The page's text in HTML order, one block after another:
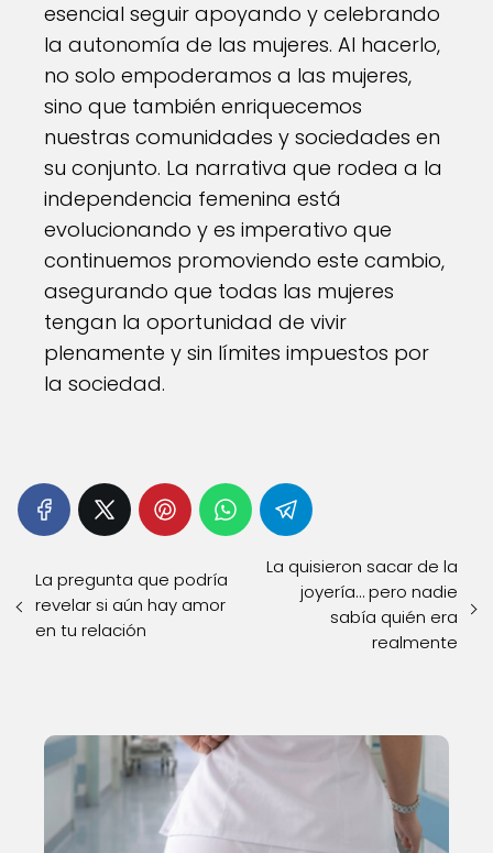
esencial seguir apoyando y celebrando
la autonomía de las mujeres. Al hacerlo,
no solo empoderamos a las mujeres,
sino que también enriquecemos
nuestras comunidades y sociedades en
su conjunto. La narrativa que rodea a la
independencia femenina está
evolucionando y es imperativo que
continuemos promoviendo este cambio,
asegurando que todas las mujeres
tengan la oportunidad de vivir
plenamente y sin límites impuestos por
la sociedad.
La pregunta que podría
revelar si aún hay amor
en tu relación
La quisieron sacar de la
joyería… pero nadie
sabía quién era
realmente